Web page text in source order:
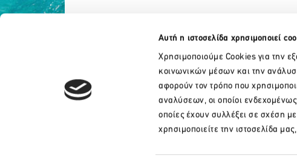
Αυτή η ιστοσελίδα χρησιμοποιεί
Χρησιμοποιούμε Cookies για την
κοινωνικών μέσων και την
αφορούν τον τρόπο που
αναλύσεων, οι οποίοι
οποίες έχουν συλλέξει σε σχέση
χρησιμοποιείτε την ιστοσελίδα